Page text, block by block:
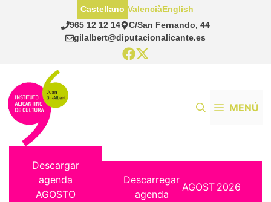
965 12 12 14
C/San Fernando, 44
gilalbert@diputacionalicante.es
Castellano ValenciàEnglish
MENÚ
Descargar
agenda
AGOSTO
Descarregar
agenda
AGOST 2026